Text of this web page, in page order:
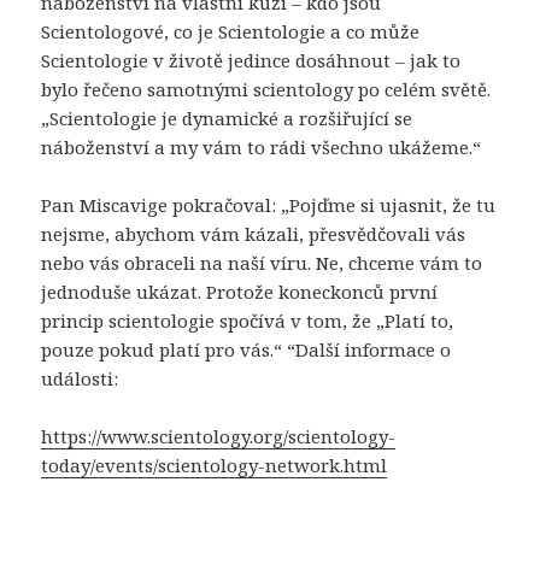
Scientologové, co je Scientologie a co může
Scientologie v životě jedince dosáhnout – jak to
bylo řečeno samotnými scientology po celém světě.
„Scientologie je dynamické a rozšiřující se
náboženství a my vám to rádi všechno ukážeme.“
Pan Miscavige pokračoval: „Pojďme si ujasnit, že tu
nejsme, abychom vám kázali, přesvědčovali vás
nebo vás obraceli na naší víru. Ne, chceme vám to
jednoduše ukázat. Protože koneckonců první
princip scientologie spočívá v tom, že „Platí to,
pouze pokud platí pro vás.“ “Další informace o
události:
https://www.scientology.org/scientology-
today/events/scientology-network.html